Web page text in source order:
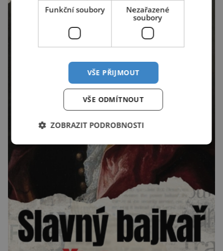
Funkční soubory
Nezařazené
soubory
VŠE PŘIJMOUT
VŠE ODMÍTNOUT
ZOBRAZIT PODROBNOSTI